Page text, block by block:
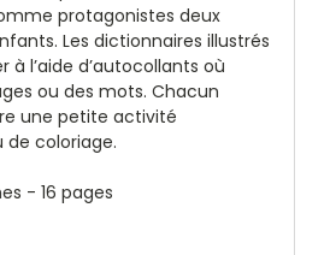
protagonistes deux
Les dictionnaires illustrés
l’aide d’autocollants où
ou des mots. Chacun
une petite activité
de coloriage.
s - 16 pages